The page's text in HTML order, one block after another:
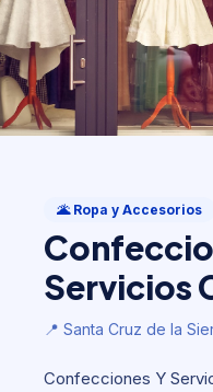
Confecciones
Conserbol
📍 Santa Cruz de la Sierra,
🌋 Ropa y Accesorios
Servicios
📍 Santa Cruz de la
Confecciones Y